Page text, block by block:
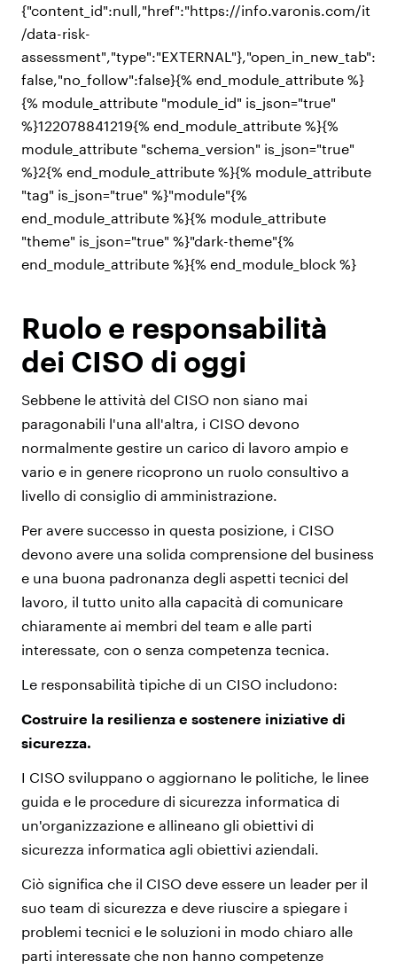
{"content_id":null,"href":"https://info.varonis.com/it
/data-risk-
assessment","type":"EXTERNAL"},"open_in_new_tab":
false,"no_follow":false}{% end_module_attribute %}
{% module_attribute "module_id" is_json="true"
%}122078841219{% end_module_attribute %}{%
module_attribute "schema_version" is_json="true"
%}2{% end_module_attribute %}{% module_attribute
"tag" is_json="true" %}"module"{%
end_module_attribute %}{% module_attribute
"theme" is_json="true" %}"dark-theme"{%
end_module_attribute %}{% end_module_block %}
Ruolo e responsabilità
dei CISO di oggi
Sebbene le attività del CISO non siano mai
paragonabili l'una all'altra, i CISO devono
normalmente gestire un carico di lavoro ampio e
vario e in genere ricoprono un ruolo consultivo a
livello di consiglio di amministrazione.
Per avere successo in questa posizione, i CISO
devono avere una solida comprensione del business
e una buona padronanza degli aspetti tecnici del
lavoro, il tutto unito alla capacità di comunicare
chiaramente ai membri del team e alle parti
interessate, con o senza competenza tecnica.
Le responsabilità tipiche di un CISO includono:
Costruire la resilienza e sostenere iniziative di
sicurezza.
I CISO sviluppano o aggiornano le politiche, le linee
guida e le procedure di sicurezza informatica di
un'organizzazione e allineano gli obiettivi di
sicurezza informatica agli obiettivi aziendali.
Ciò significa che il CISO deve essere un leader per il
suo team di sicurezza e deve riuscire a spiegare i
problemi tecnici e le soluzioni in modo chiaro alle
parti interessate che non hanno competenze